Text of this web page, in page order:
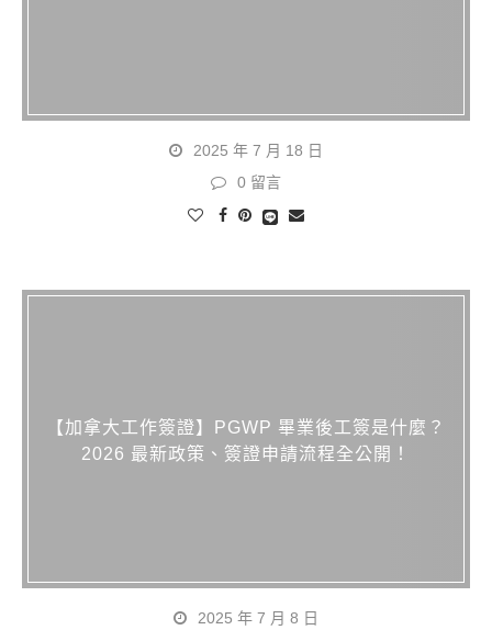
2025 年 7 月 18 日
0 留言
【加拿大工作簽證】PGWP 畢業後工簽是什麼？
2026 最新政策、簽證申請流程全公開！
2025 年 7 月 8 日